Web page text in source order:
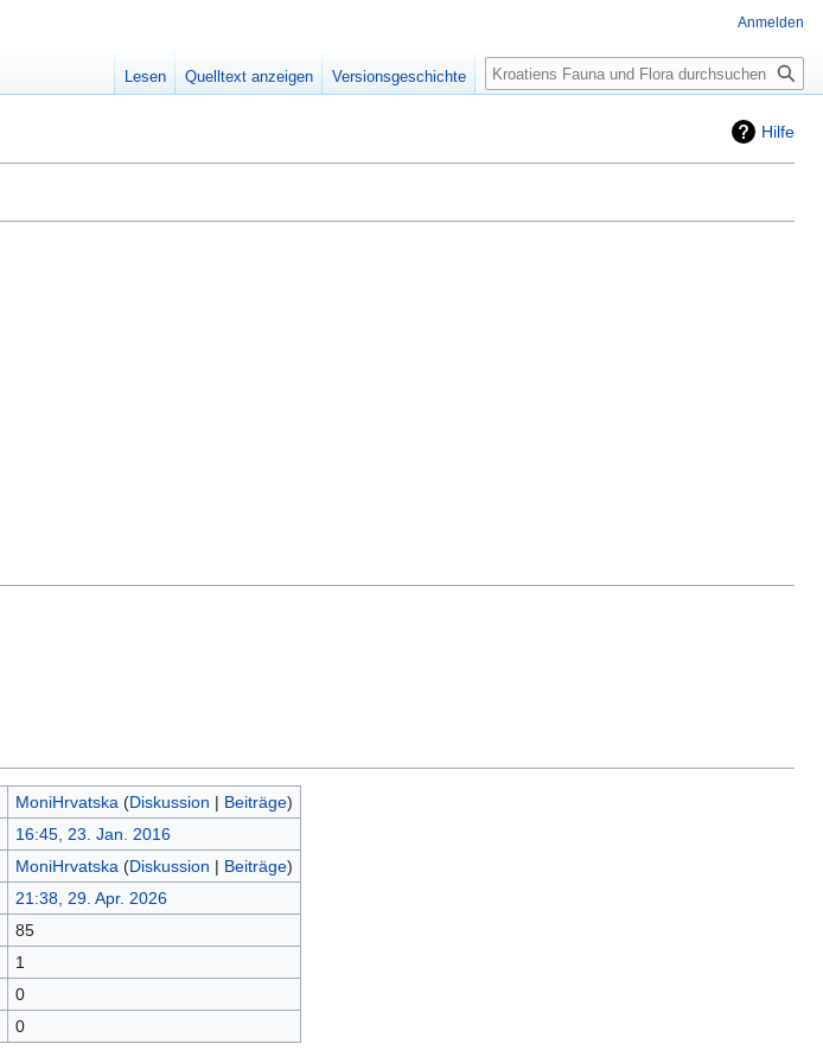
Hilfe
MoniHrvatska (Diskussion | Beiträge)
16:45, 23. Jan. 2016
MoniHrvatska (Diskussion | Beiträge)
21:38, 29. Apr. 2026
85
1
0
0
Anmelden
Lesen Quelltext anzeigen Versionsgeschichte Suche